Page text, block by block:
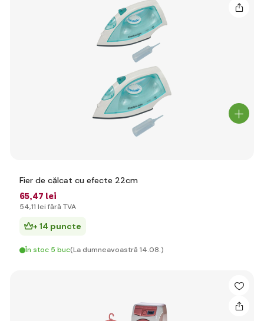
Fier de călcat cu efecte 22cm
65,47 lei
54,11 lei fără TVA
+ 14 puncte
În stoc 5 buc(La dumneavoastră 14.08.)